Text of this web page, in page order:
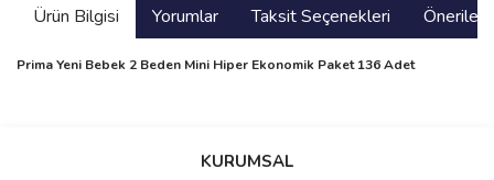
Ürün Bilgisi Yorumlar Taksit Seçenekleri
Prima Yeni Bebek 2 Beden Mini Hiper Ekonomik Paket 136 Adet
Bu ürüne ilk yorumu siz yapın!
KURUMSAL